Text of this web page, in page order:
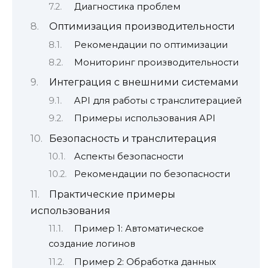
Диагностика проблем
Оптимизация производительности
Рекомендации по оптимизации
Мониторинг производительности
Интеграция с внешними системами
API для работы с транслитерацией
Примеры использования API
Безопасность и транслитерация
Аспекты безопасности
Рекомендации по безопасности
Практические примеры
использования
Пример 1: Автоматическое
создание логинов
Пример 2: Обработка данных